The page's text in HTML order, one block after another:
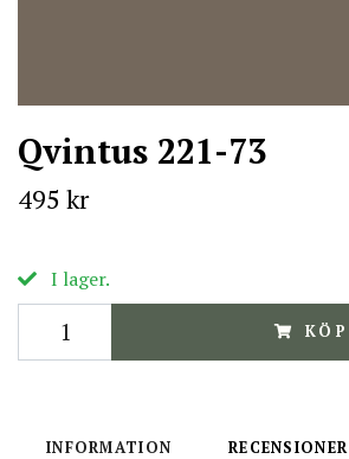
Qvintus 221-73
495 kr
I lager.
KÖP
INFORMATION RECENSIONER